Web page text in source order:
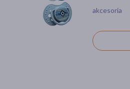
akcesoria
krem,